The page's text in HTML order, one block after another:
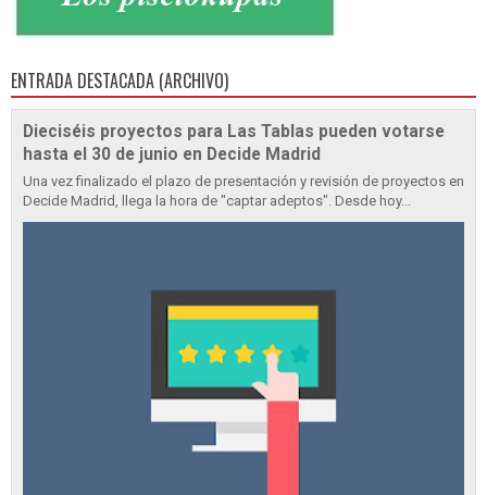
ENTRADA DESTACADA (ARCHIVO)
Dieciséis proyectos para Las Tablas pueden votarse
hasta el 30 de junio en Decide Madrid
Una vez finalizado el plazo de presentación y revisión de proyectos en
Decide Madrid, llega la hora de "captar adeptos". Desde hoy...